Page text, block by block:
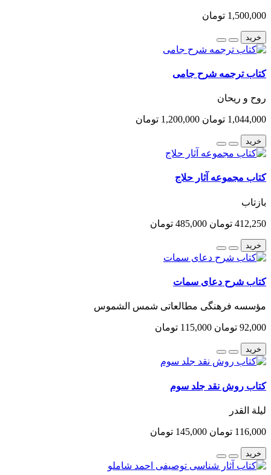
1,500,000 تومان
خرید
کتاب ترجمه شرح جامی
روح و ریحان
1,044,000 تومان 1,200,000 تومان
خرید
کتاب مجموعه آثار حلاج
بازتاب
412,250 تومان 485,000 تومان
خرید
کتاب شرح دعای سمات
مؤسسه فرهنگی مطالعاتی شمس الشموس
92,000 تومان 115,000 تومان
خرید
کتاب روش نقد جلد سوم
لیلة القدر
116,000 تومان 145,000 تومان
خرید